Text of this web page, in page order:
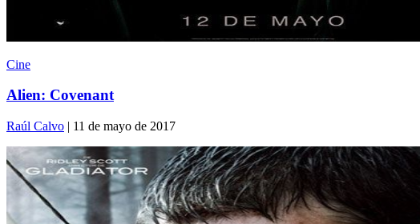
Cine
Alien: Covenant
Raúl Calvo | 11 de mayo de 2017